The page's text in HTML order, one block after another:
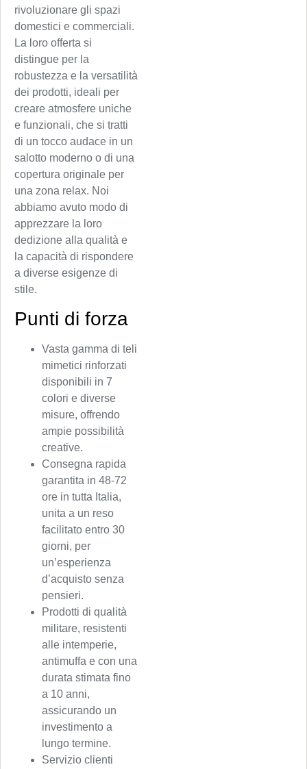
rivoluzionare gli spazi
domestici e commerciali.
La loro offerta si
distingue per la
robustezza e la versatilità
dei prodotti, ideali per
creare atmosfere uniche
e funzionali, che si tratti
di un tocco audace in un
salotto moderno o di una
copertura originale per
una zona relax. Noi
abbiamo avuto modo di
apprezzare la loro
dedizione alla qualità e
la capacità di rispondere
a diverse esigenze di
stile.
Punti di forza
Vasta gamma di teli
mimetici rinforzati
disponibili in 7
colori e diverse
misure, offrendo
ampie possibilità
creative.
Consegna rapida
garantita in 48-72
ore in tutta Italia,
unita a un reso
facilitato entro 30
giorni, per
un’esperienza
d’acquisto senza
pensieri.
Prodotti di qualità
militare, resistenti
alle intemperie,
antimuffa e con una
durata stimata fino
a 10 anni,
assicurando un
investimento a
lungo termine.
Servizio clienti